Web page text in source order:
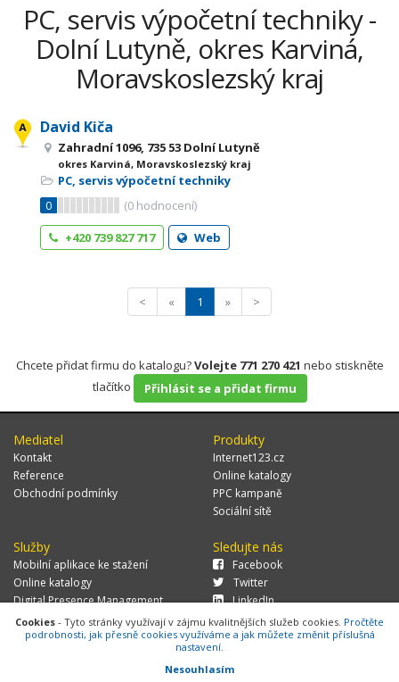
PC, servis výpočetní techniky -
Dolní Lutyně, okres Karviná,
Moravskoslezský kraj
David Kiča
Zahradní 1096, 735 53 Dolní Lutyně
okres Karviná, Moravskoslezský kraj
PC, servis výpočetní techniky
0
(0 hodnocení)
+420 739 827 717
Web
< « 1 » >
Chcete přidat firmu do katalogu?Volejte 771 270 421 nebo stiskněte
tlačítko
Přihlásit se a přidat firmu
Mediatel
Kontakt
Reference
Obchodní podmínky
Produkty
Internet123.cz
Online katalogy
PPC kampaně
Sociální sítě
Služby
Mobilní aplikace ke stažení
Online katalogy
Digital Presence Management
Více zákazníků
Sledujte nás
Facebook
Twitter
LinkedIn
© 2026 MEDIATEL CZ, s.r.o.,Za Potokem 46/4, 106 00 Praha 10, tel.:
Cookies - Tyto stránky využívají v zájmu kvalitnějších služeb cookies. Pročtěte
podrobnosti, jak přesně cookies využíváme a jak můžete změnit příslušná
nastavení.
Nesouhlasím